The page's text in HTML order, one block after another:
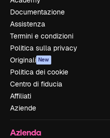
Documentazione
Assistenza
Termini e condizioni
Politica sulla privacy
Originali New
Politica dei cookie
Centro di fiducia
Affiliati
Aziende
Azienda